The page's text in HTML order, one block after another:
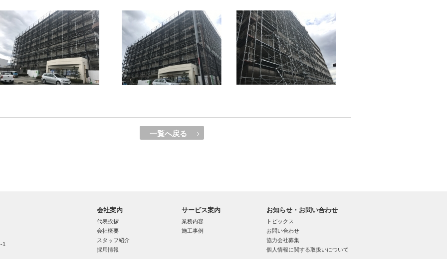
一覧へ戻る
1
会社案内
代表挨拶
会社概要
スタッフ紹介
採用情報
サービス案内
業務内容
施工事例
お知らせ・お問い合わせ
トピックス
お問い合わせ
協力会社募集
個人情報に関する取扱いについて